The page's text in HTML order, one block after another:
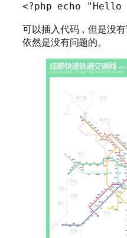
<?php echo
可以插入代码，但是没
依然是没有问题的。